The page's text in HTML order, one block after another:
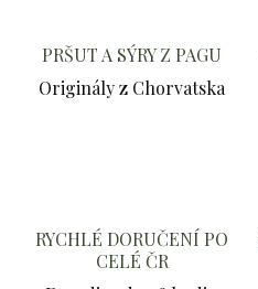
PRŠUT A SÝRY Z PAGU
Originály z Chorvatska
RYCHLÉ DORUČENÍ PO
CELÉ ČR